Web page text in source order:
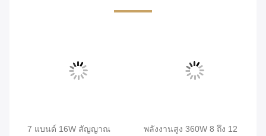
7 แบนด์ 16W สัญญาณ
พลังงานสูง 360W 8 ถึง 12